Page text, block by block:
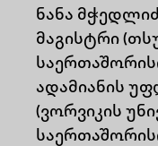
ნანა
მაგისტრი
ადამიანის
(ვორვიკის